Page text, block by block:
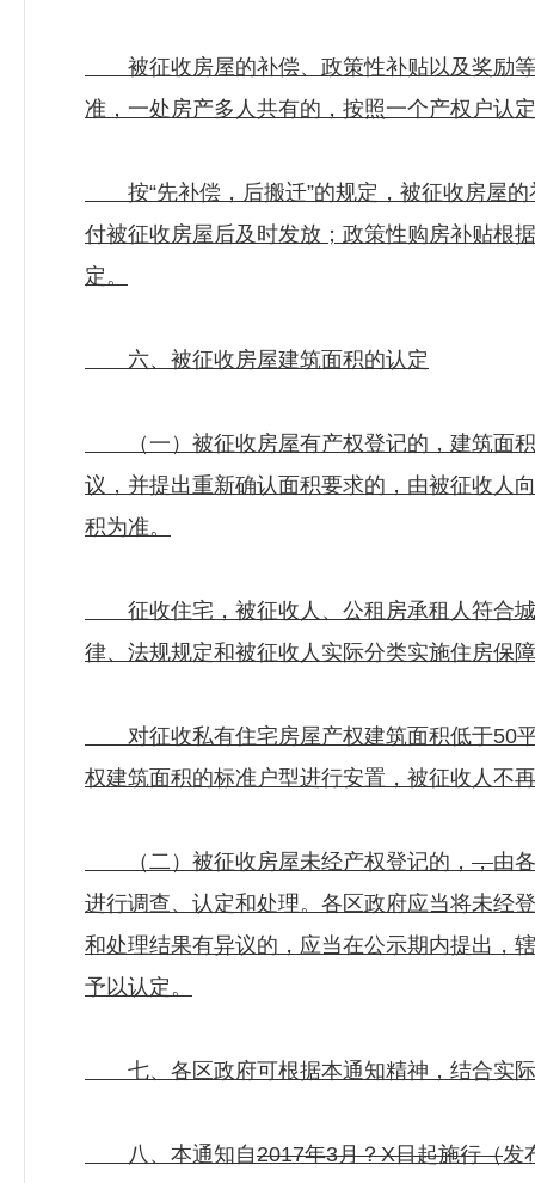
被征收房屋的补偿、政策性补贴以及奖励等
准，一处房产多人共有的，按照一个产权户认
按“先补偿，后搬迁”的规定，被征收房屋的
付被征收房屋后及时发放；政策性购房补贴根
定。
六、被征收房屋建筑面积的认定
（一）被征收房屋有产权登记的，建筑面积
议，并提出重新确认面积要求的，由被征收人
积为准。
征收住宅，被征收人、公租房承租人符合城
律、法规规定和被征收人实际分类实施住房保
对征收私有住宅房屋产权建筑面积低于50平
权建筑面积的标准户型进行安置，被征收人不
（二）被征收房屋未经产权登记的 ， ，由
进行调查、认定和处理。各区政府应当将未经
和处理结果有异议的，应当在公示期内提出，
予以认定。
七、各区政府可根据本通知精神，结合实际
八、本通知自2017年3月？X日起施行（发